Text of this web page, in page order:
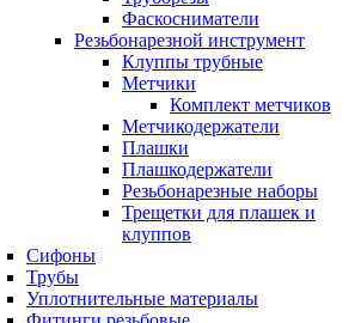
Фаскосниматели
Резьбонарезной инструмент
Клуппы трубные
Метчики
Комплект метчиков
Метчикодержатели
Плашки
Плашкодержатели
Резьбонарезные наборы
Трещетки для плашек и
клуппов
Сифоны
Трубы
Уплотнительные материалы